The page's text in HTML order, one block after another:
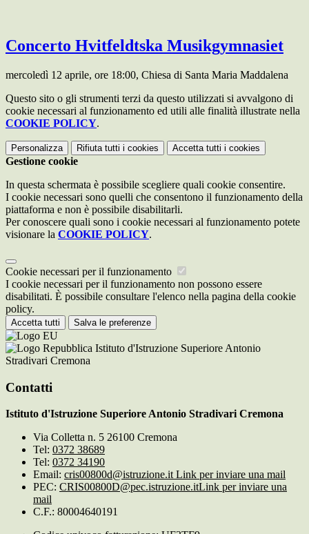
Concerto Hvitfeldtska Musikgymnasiet
mercoledì 12 aprile, ore 18:00, Chiesa di Santa Maria Maddalena
Questo sito o gli strumenti terzi da questo utilizzati si avvalgono di
cookie necessari al funzionamento ed utili alle finalità illustrate nella
COOKIE POLICY.
Personalizza Rifiuta tutti i cookies Accetta tutti i cookies
Gestione cookie
In questa schermata è possibile scegliere quali cookie consentire.
I cookie necessari sono quelli che consentono il funzionamento della
piattaforma e non è possibile disabilitarli.
Per conoscere quali sono i cookie necessari al funzionamento potete
visionare la COOKIE POLICY.
Cookie necessari per il funzionamento
I cookie necessari per il funzionamento non possono essere
disabilitati. È possibile consultare l'elenco nella pagina della cookie
policy.
Accetta tutti Salva le preferenze
Istituto d'Istruzione Superiore Antonio
Stradivari Cremona
Contatti
Istituto d'Istruzione Superiore Antonio Stradivari Cremona
Via Colletta n. 5 26100 Cremona
Tel: 0372 38689
Tel: 0372 34190
Email: cris00800d@istruzione.it Link per inviare una mail
PEC: CRIS00800D@pec.istruzione.itLink per inviare una
mail
C.F.: 80004640191